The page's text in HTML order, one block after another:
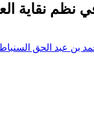
نقاية
بن عبد الحق